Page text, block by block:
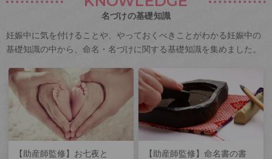
名づけの基礎知識
妊娠中に気を付けることや、やっておくべきことがわかる妊娠中の
基礎知識の中から、命名・名づけに関する基礎知識を集めました。
【助産師監修】お七夜と
【助産師監修】命名書の書